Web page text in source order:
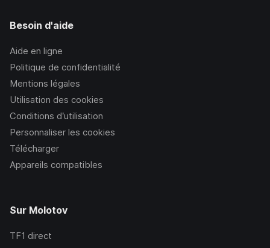
Besoin d'aide
Aide en ligne
Politique de confidentialité
Mentions légales
Utilisation des cookies
Conditions d’utilisation
Personnaliser les cookies
Télécharger
Appareils compatibles
Sur Molotov
TF1 direct